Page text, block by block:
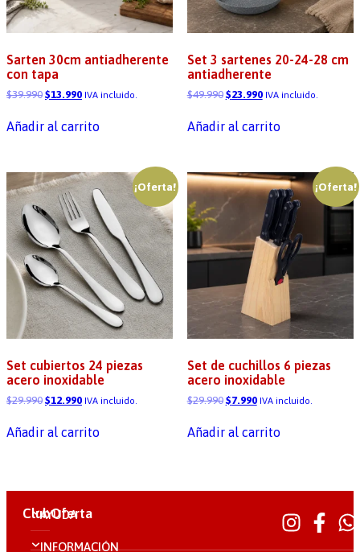
Sarten 30cm antiadherente
con tapa
$39.990$13.990 IVA incluido.
Añadir al carrito
Set 3 sartenes 20-24-28 cm
antiadherente
$49.990 $23.990 IVA incluido.
Añadir al carrito
¡Oferta!
Set cubiertos 24 piezas
acero inoxidable
$29.990$12.990 IVA incluido.
Añadir al carrito
¡Oferta!
Set de cuchillos 6 piezas
acero inoxidable
$29.990 $7.990 IVA incluido.
Añadir al carrito
ClubOferta
AYUDA
INFORMACIÓN